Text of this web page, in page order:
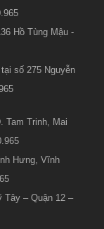
Hồ Tùng Mậu -
số 275 Nguyễn
Tam Trinh, Mai
Hưng, Vĩnh
Tây – Quận 12 –